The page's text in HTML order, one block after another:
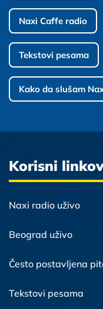
Naxi Caffe radio
Tekstovi pesama
Kako da slušam
Korisni
Naxi radio uživo
Beograd uživo
Često postavljena
Tekstovi pesama